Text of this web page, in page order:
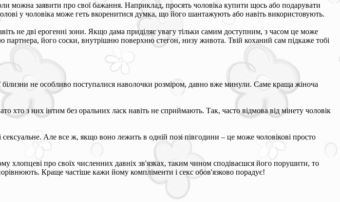
можна заявити про свої бажання. Наприклад, просять чоловіка купити щось або подарувати
у чоловіка може геть вкоренитися думка, що його шантажують або навіть використовують.
не дві ерогенні зони. Якщо дама приділяє увагу тільки самим доступним, з часом це може
його соски, внутрішню поверхню стегон, низу живота. Твій коханий сам підкаже тобі
не особливо поступалися наволочки розміром, давно вже минули. Саме краща жіноча
хто з них інтим без оральних ласк навіть не сприймають. Так, часто відмова від мінету чоловік
Але все ж, якщо воно лежить в одній позі півгодини – це може чоловікові просто
хлопцеві про своїх численних давніх зв'язках, таким чином сподіваєшся його порушити, то
Краще частіше кажи йому компліменти і секс обов'язково порадує!